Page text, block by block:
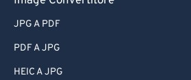
JPG A PDF
PDF A JPG
HEIC A JPG